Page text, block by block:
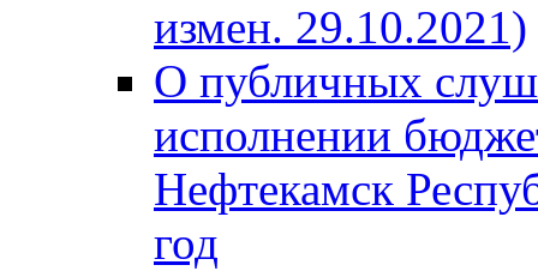
измен. 29.10.2021)
О публичных
исполнении
Нефтекамск
год